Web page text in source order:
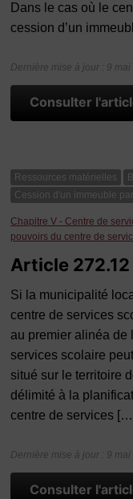
Dans le cas où le
cession d’un
Dernière mise à jour : 9
Consulter
Ressources matérielles
Cession d'un immeuble
Chapitre V - Centre de
pouvoirs du centre de
Article 272.12
Si la municipalité
centre de services
au premier alinéa de
services scolaire
situé sur le territoire
délimité à la
centre de services […]
Dernière mise à jour : 9
Consulter